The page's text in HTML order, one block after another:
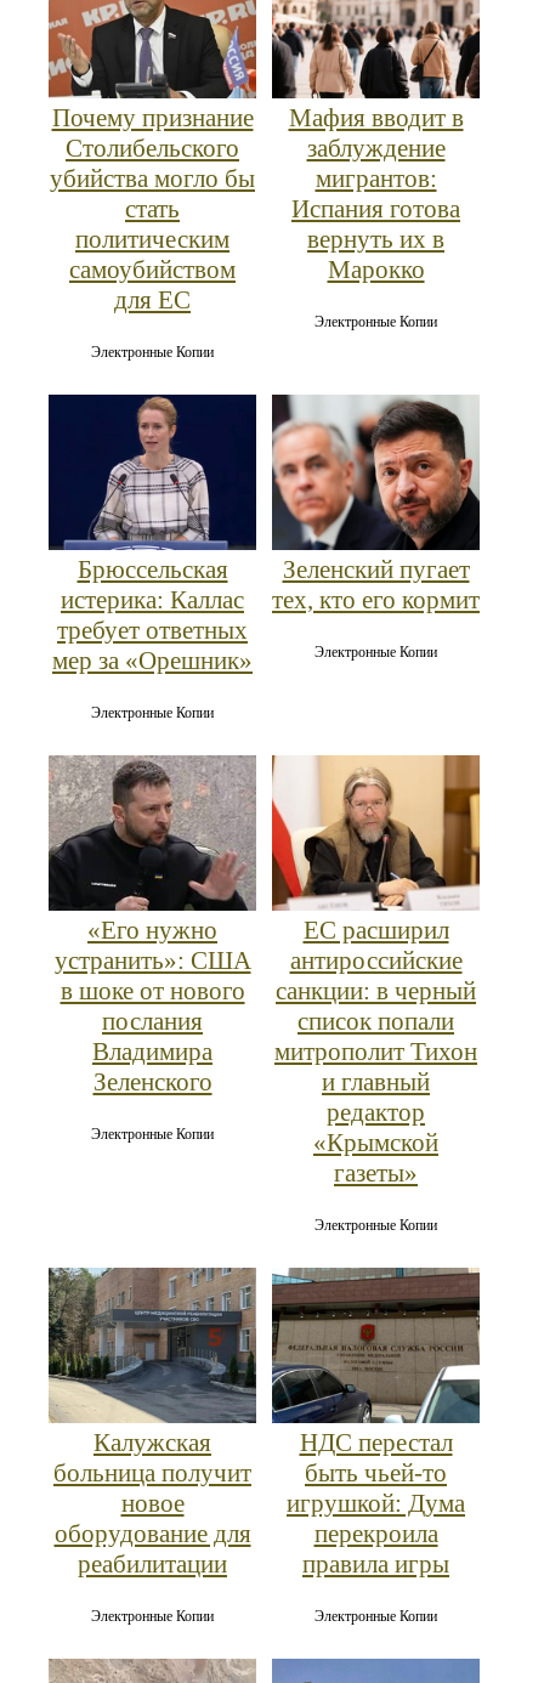
Почему признание
Столибельского
убийства могло бы
стать
политическим
самоубийством
для ЕС
Электронные Копии
Мафия вводит в
заблуждение
мигрантов:
Испания готова
вернуть их в
Марокко
Электронные Копии
Брюссельская
истерика: Каллас
требует ответных
мер за «Орешник»
Электронные Копии
Зеленский пугает
тех, кто его кормит
Электронные Копии
«Его нужно
устранить»: США
в шоке от нового
послания
Владимира
Зеленского
Электронные Копии
ЕС расширил
антироссийские
санкции: в черный
список попали
митрополит Тихон
и главный
редактор
«Крымской
газеты»
Электронные Копии
Калужская
больница получит
новое
оборудование для
реабилитации
Электронные Копии
НДС перестал
быть чьей-то
игрушкой: Дума
перекроила
правила игры
Электронные Копии